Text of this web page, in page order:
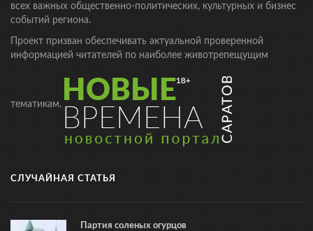
всех важных общественно-политических, культурных и бизнес
событий региона.
Проект призван обеспечивать актуальной проверенной
информацией читателей по наиболее животрепещущим
тематикам.
СЛУЧАЙНАЯ СТАТЬЯ
Партия соленых огурцов